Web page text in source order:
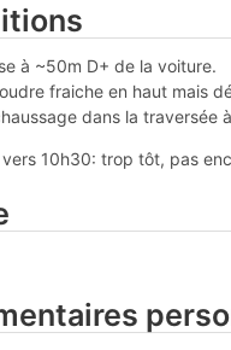
à ~50m D+ de la voiture.
fraiche en haut mais
dans la traversée
10h30: trop tôt, pas